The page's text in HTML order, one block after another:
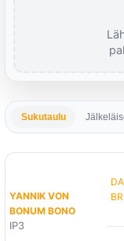
Sukutaulu
YANNIK VON
BONUM BONO
IP3